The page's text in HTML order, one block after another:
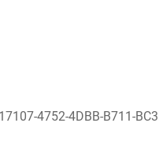
4752-4DBB-B711-